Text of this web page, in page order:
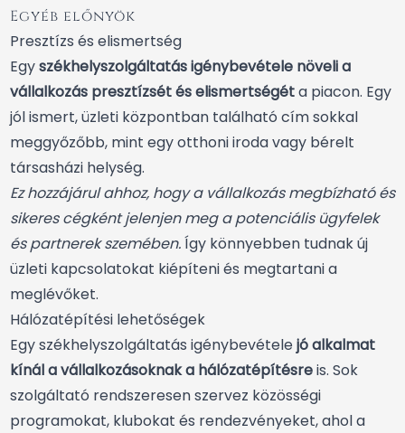
Egyéb előnyök
Presztízs és elismertség
Egyszékhelyszolgáltatás igénybevétele növeli a
vállalkozás presztízsét és elismertségéta piacon. Egy
jól ismert, üzleti központban található cím sokkal
meggyőzőbb, mint egy otthoni iroda vagy bérelt
társasházi helység.
Ez hozzájárul ahhoz, hogy a vállalkozás megbízható és
sikeres cégként jelenjen meg a potenciális ügyfelek
és partnerek szemében.Így könnyebben tudnak új
üzleti kapcsolatokat kiépíteni és megtartani a
meglévőket.
Hálózatépítési lehetőségek
Egy székhelyszolgáltatás igénybevételejó alkalmat
kínál a vállalkozásoknak a hálózatépítésreis. Sok
szolgáltató rendszeresen szervez közösségi
programokat, klubokat és rendezvényeket, ahol a